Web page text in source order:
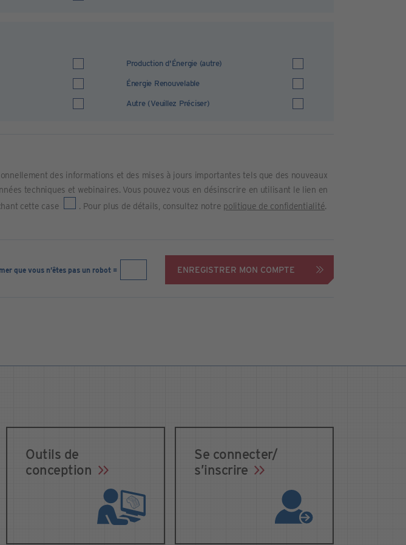
Production d'Énergie (autre)
Énergie Renouvelable
Autre (Veuillez Préciser)
des informations et des mises à jours importantes tels que des nouveaux
techniques et webinaires. Vous pouvez vous en désinscrire en utilisant le lien en
cette case
. Pour plus de détails, consultez notre politique de confidentialité.
que vous n’êtes pas un robot = ENREGISTRER MON COMPTE
Outils de
conception
Se connecter/
s’inscrire